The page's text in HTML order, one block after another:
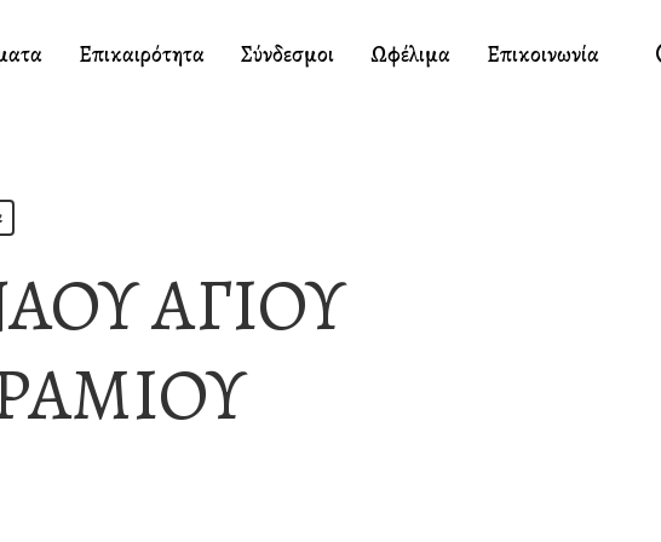
Επικαιρότητα Σύνδεσμοι Ωφέλιμα Επικοινωνία
ΑΓΙΟΥ